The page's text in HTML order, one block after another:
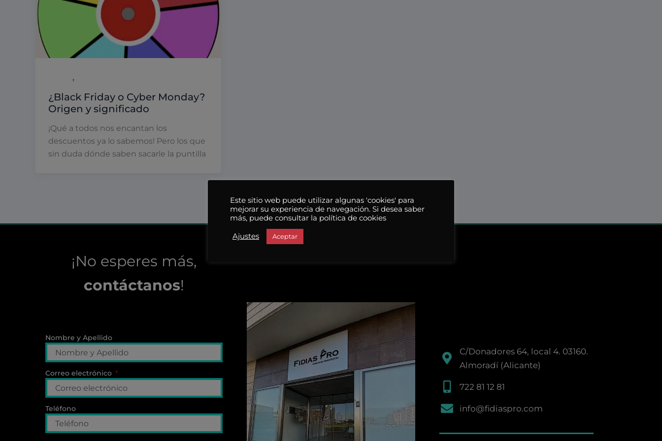
,
¿Black Friday o Cyber Monday?
Origen y significado
¡Qué a todos nos encantan los
descuentos ya lo sabemos! Pero los que
sin duda dónde saben sacarle la puntilla
¡No esperes más,
contáctanos!
Nombre y Apellido
Correo electrónico
Teléfono
C/Donadores 64, local 4. 03160.
Almoradí (Alicante)
722 81 12 81
info@fidiaspro.com
Este sitio web puede utilizar algunas 'cookies' para
mejorar su experiencia de navegación. Si desea saber
más, puede consultar la política de cookies
Ajustes Aceptar